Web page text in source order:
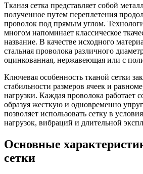
Тканая сетка представляет собой
полученное путем переплетения
проволок под прямым углом.
многом напоминает классическое
название. В качестве исходного
стальная проволока различного
оцинкованная, нержавеющая или с
Ключевая особенность тканой сетки
стабильности размеров ячеек и
нагрузки. Каждая проволока работает
образуя жесткую и одновременно
позволяет использовать сетку в
нагрузок, вибраций и длительной
Основные
сетки